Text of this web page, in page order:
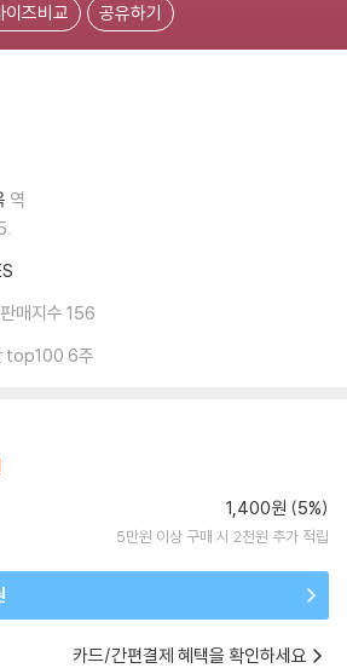
이즈비교 공유하기
역
판매지수 156
top100 6주
1,400원 (5%)
5만원 이상 구매 시 2천원 추가 적립
카드/간편결제 혜택을 확인하세요